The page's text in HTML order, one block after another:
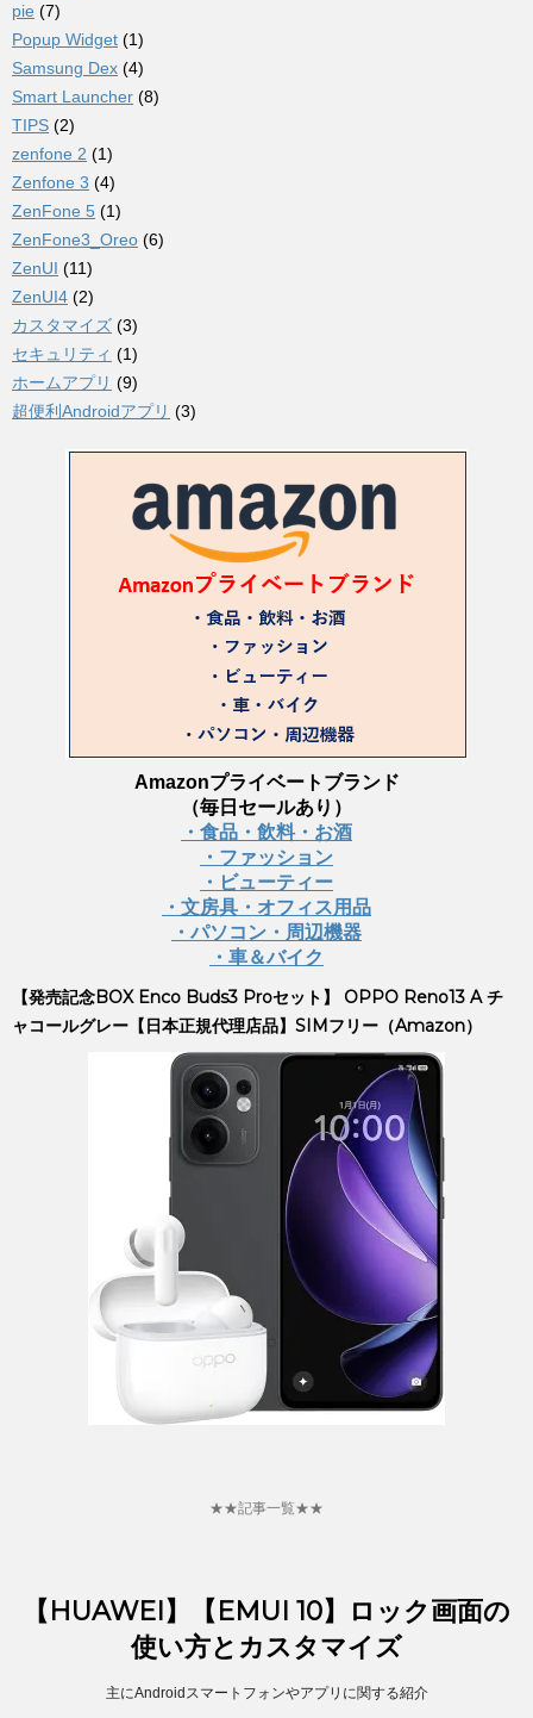
pie (7)
Popup Widget (1)
Samsung Dex (4)
Smart Launcher (8)
TIPS (2)
zenfone 2 (1)
Zenfone 3 (4)
ZenFone 5 (1)
ZenFone3_Oreo (6)
ZenUI (11)
ZenUI4 (2)
カスタマイズ (3)
セキュリティ (1)
ホームアプリ (9)
超便利Androidアプリ (3)
Amazonプライベートブランド
（毎日セールあり）
・食品・飲料・お酒
・ファッション
・ビューティー
・文房具・オフィス用品
・パソコン・周辺機器
・車＆バイク
【発売記念BOX Enco Buds3 Proセット】 OPPO Reno13 A チ
ャコールグレー【日本正規代理店品】SIMフリー（Amazon）
★★記事一覧★★
【HUAWEI】【EMUI 10】ロック画面の
使い方とカスタマイズ
主にAndroidスマートフォンやアプリに関する紹介